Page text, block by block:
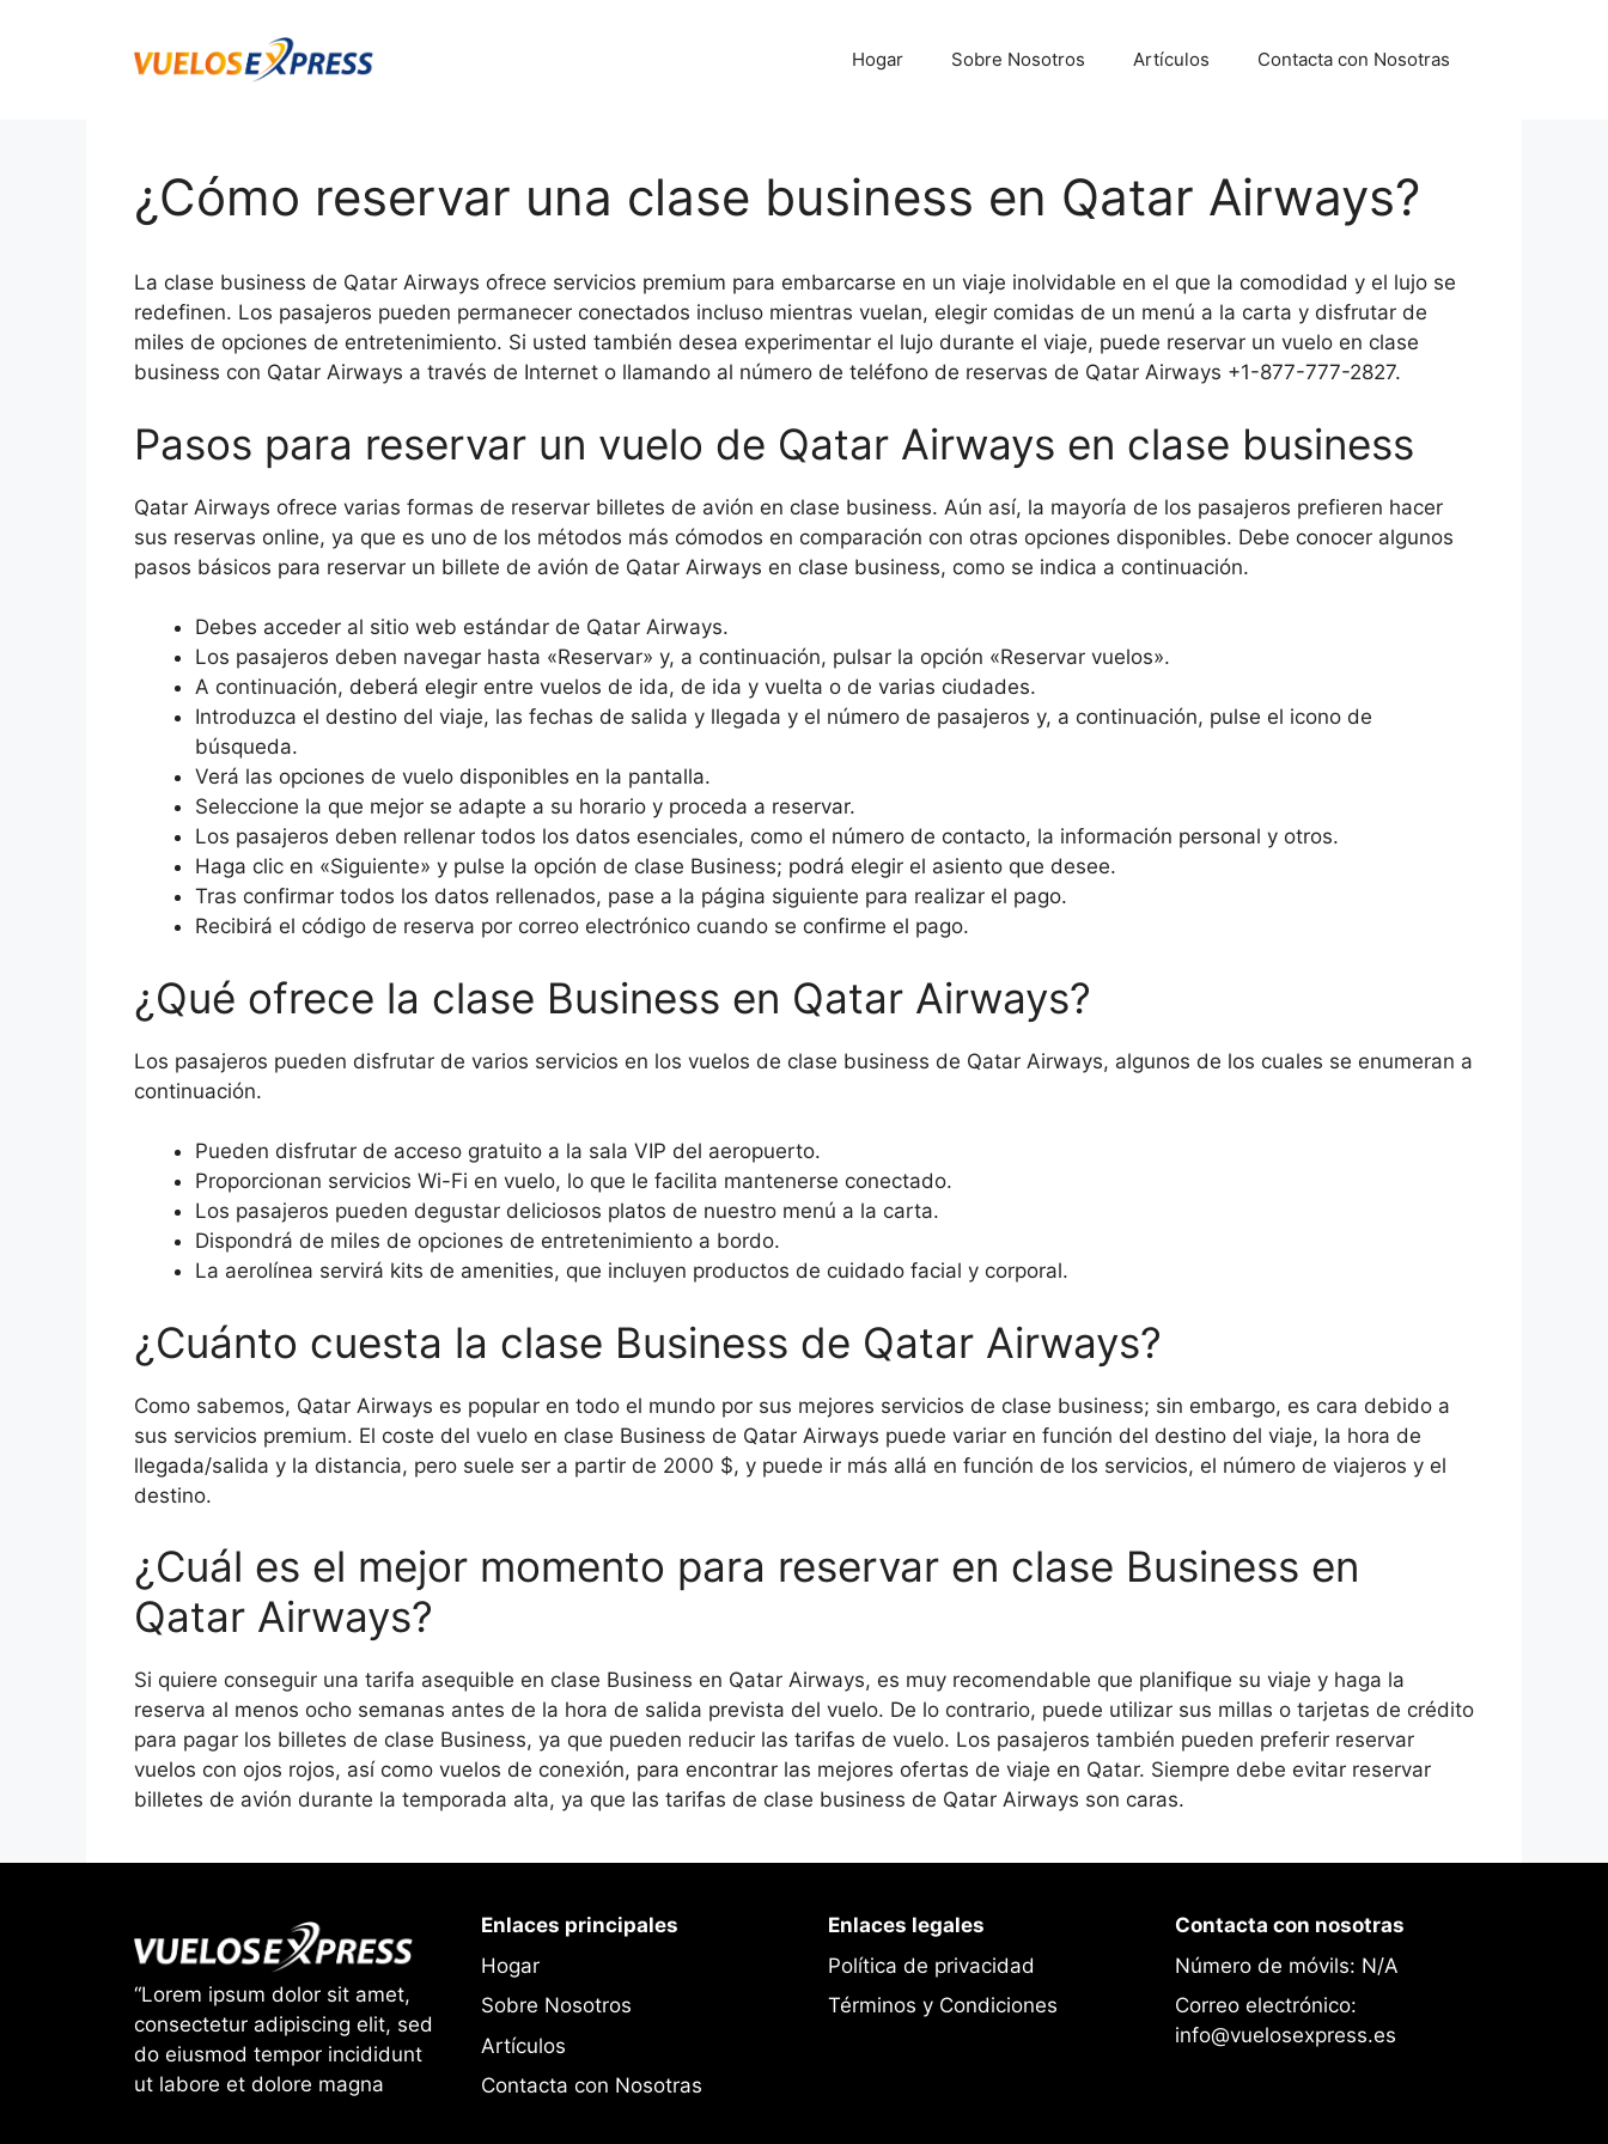
Hogar Sobre Nosotros Artículos Contacta con Nosotras
¿Cómo reservar una clase business en Qatar Airways?
La clase business de Qatar Airways ofrece servicios premium para embarcarse en un viaje inolvidable en el que la comodidad y el lujo se
redefinen. Los pasajeros pueden permanecer conectados incluso mientras vuelan, elegir comidas de un menú a la carta y disfrutar de
miles de opciones de entretenimiento. Si usted también desea experimentar el lujo durante el viaje, puede reservar un vuelo en clase
business con Qatar Airways a través de Internet o llamando al número de teléfono de reservas de Qatar Airways +1-877-777-2827.
Pasos para reservar un vuelo de Qatar Airways en clase business
Qatar Airways ofrece varias formas de reservar billetes de avión en clase business. Aún así, la mayoría de los pasajeros prefieren hacer
sus reservas online, ya que es uno de los métodos más cómodos en comparación con otras opciones disponibles. Debe conocer algunos
pasos básicos para reservar un billete de avión de Qatar Airways en clase business, como se indica a continuación.
Debes acceder al sitio web estándar de Qatar Airways.
Los pasajeros deben navegar hasta «Reservar» y, a continuación, pulsar la opción «Reservar vuelos».
A continuación, deberá elegir entre vuelos de ida, de ida y vuelta o de varias ciudades.
Introduzca el destino del viaje, las fechas de salida y llegada y el número de pasajeros y, a continuación, pulse el icono de
búsqueda.
Verá las opciones de vuelo disponibles en la pantalla.
Seleccione la que mejor se adapte a su horario y proceda a reservar.
Los pasajeros deben rellenar todos los datos esenciales, como el número de contacto, la información personal y otros.
Haga clic en «Siguiente» y pulse la opción de clase Business; podrá elegir el asiento que desee.
Tras confirmar todos los datos rellenados, pase a la página siguiente para realizar el pago.
Recibirá el código de reserva por correo electrónico cuando se confirme el pago.
¿Qué ofrece la clase Business en Qatar Airways?
Los pasajeros pueden disfrutar de varios servicios en los vuelos de clase business de Qatar Airways, algunos de los cuales se enumeran a
continuación.
Pueden disfrutar de acceso gratuito a la sala VIP del aeropuerto.
Proporcionan servicios Wi-Fi en vuelo, lo que le facilita mantenerse conectado.
Los pasajeros pueden degustar deliciosos platos de nuestro menú a la carta.
Dispondrá de miles de opciones de entretenimiento a bordo.
La aerolínea servirá kits de amenities, que incluyen productos de cuidado facial y corporal.
¿Cuánto cuesta la clase Business de Qatar Airways?
Como sabemos, Qatar Airways es popular en todo el mundo por sus mejores servicios de clase business; sin embargo, es cara debido a
sus servicios premium. El coste del vuelo en clase Business de Qatar Airways puede variar en función del destino del viaje, la hora de
llegada/salida y la distancia, pero suele ser a partir de 2000 $, y puede ir más allá en función de los servicios, el número de viajeros y el
destino.
¿Cuál es el mejor momento para reservar en clase Business en
Qatar Airways?
Si quiere conseguir una tarifa asequible en clase Business en Qatar Airways, es muy recomendable que planifique su viaje y haga la
reserva al menos ocho semanas antes de la hora de salida prevista del vuelo. De lo contrario, puede utilizar sus millas o tarjetas de crédito
para pagar los billetes de clase Business, ya que pueden reducir las tarifas de vuelo. Los pasajeros también pueden preferir reservar
vuelos con ojos rojos, así como vuelos de conexión, para encontrar las mejores ofertas de viaje en Qatar. Siempre debe evitar reservar
billetes de avión durante la temporada alta, ya que las tarifas de clase business de Qatar Airways son caras.
“Lorem ipsum dolor sit amet,
consectetur adipiscing elit, sed
do eiusmod tempor incididunt
ut labore et dolore magna
Enlaces principales
Hogar
Sobre Nosotros
Artículos
Contacta con Nosotras
Enlaces legales
Política de privacidad
Términos y Condiciones
Contacta con nosotras
Número de móvils: N/A
Correo electrónico:
info@vuelosexpress.es